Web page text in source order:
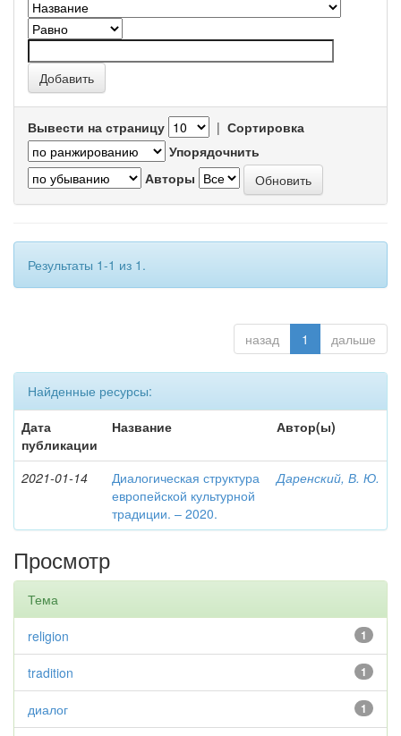
Вывести на страницу | Сортировка
Упорядочнить
Авторы
Результаты 1-1 из 1.
назад 1 дальше
Найденные ресурсы:
Дата
публикации
Название Автор(ы)
2021-01-14
Диалогическая структура
европейской культурной
традиции. – 2020.
Даренский, В. Ю.
Просмотр
Тема
1
religion
1
tradition
1
диалог